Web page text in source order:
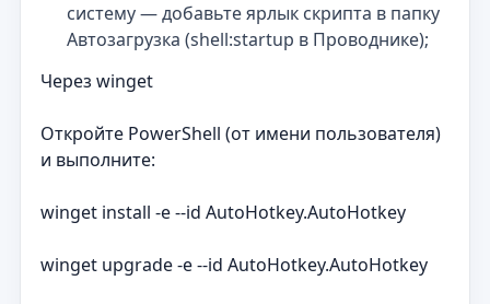
систему — добавьте ярлык скрипта в папку
Автозагрузка (shell:startup в Проводнике);
Через winget
Откройте PowerShell (от имени пользователя)
и выполните:
winget install -e --id AutoHotkey.AutoHotkey
winget upgrade -e --id AutoHotkey.AutoHotkey